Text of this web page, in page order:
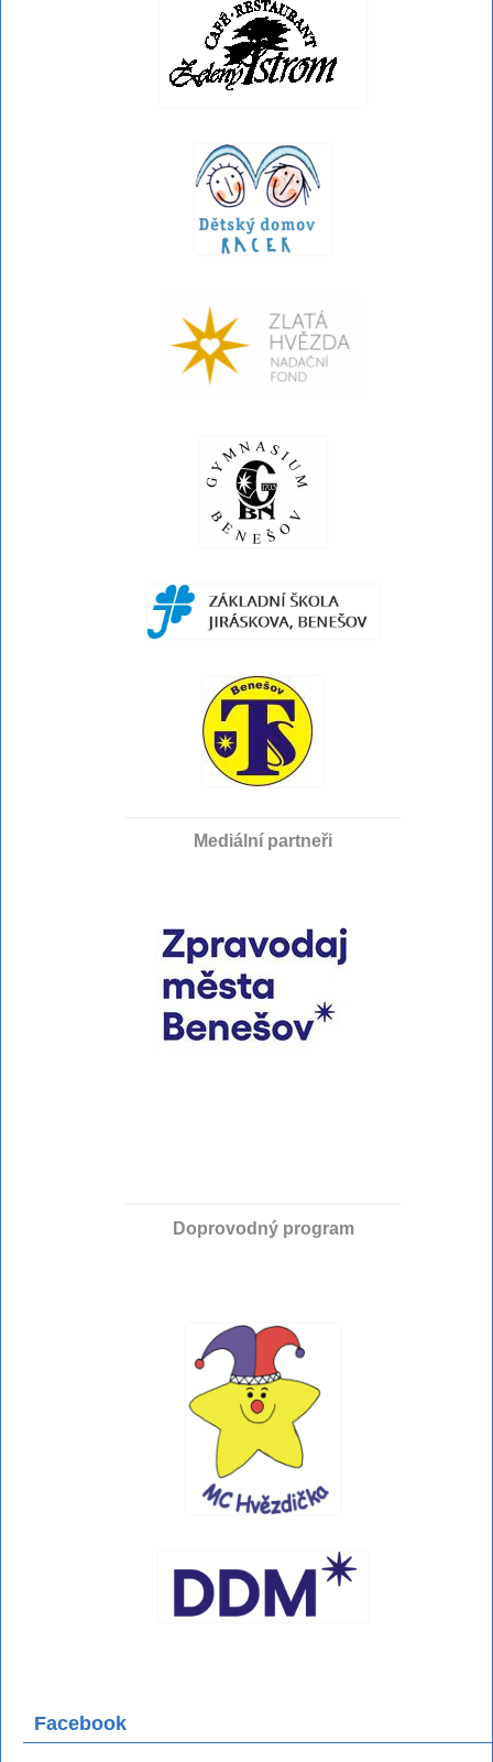
Mediální partneři
Doprovodný program
Facebook